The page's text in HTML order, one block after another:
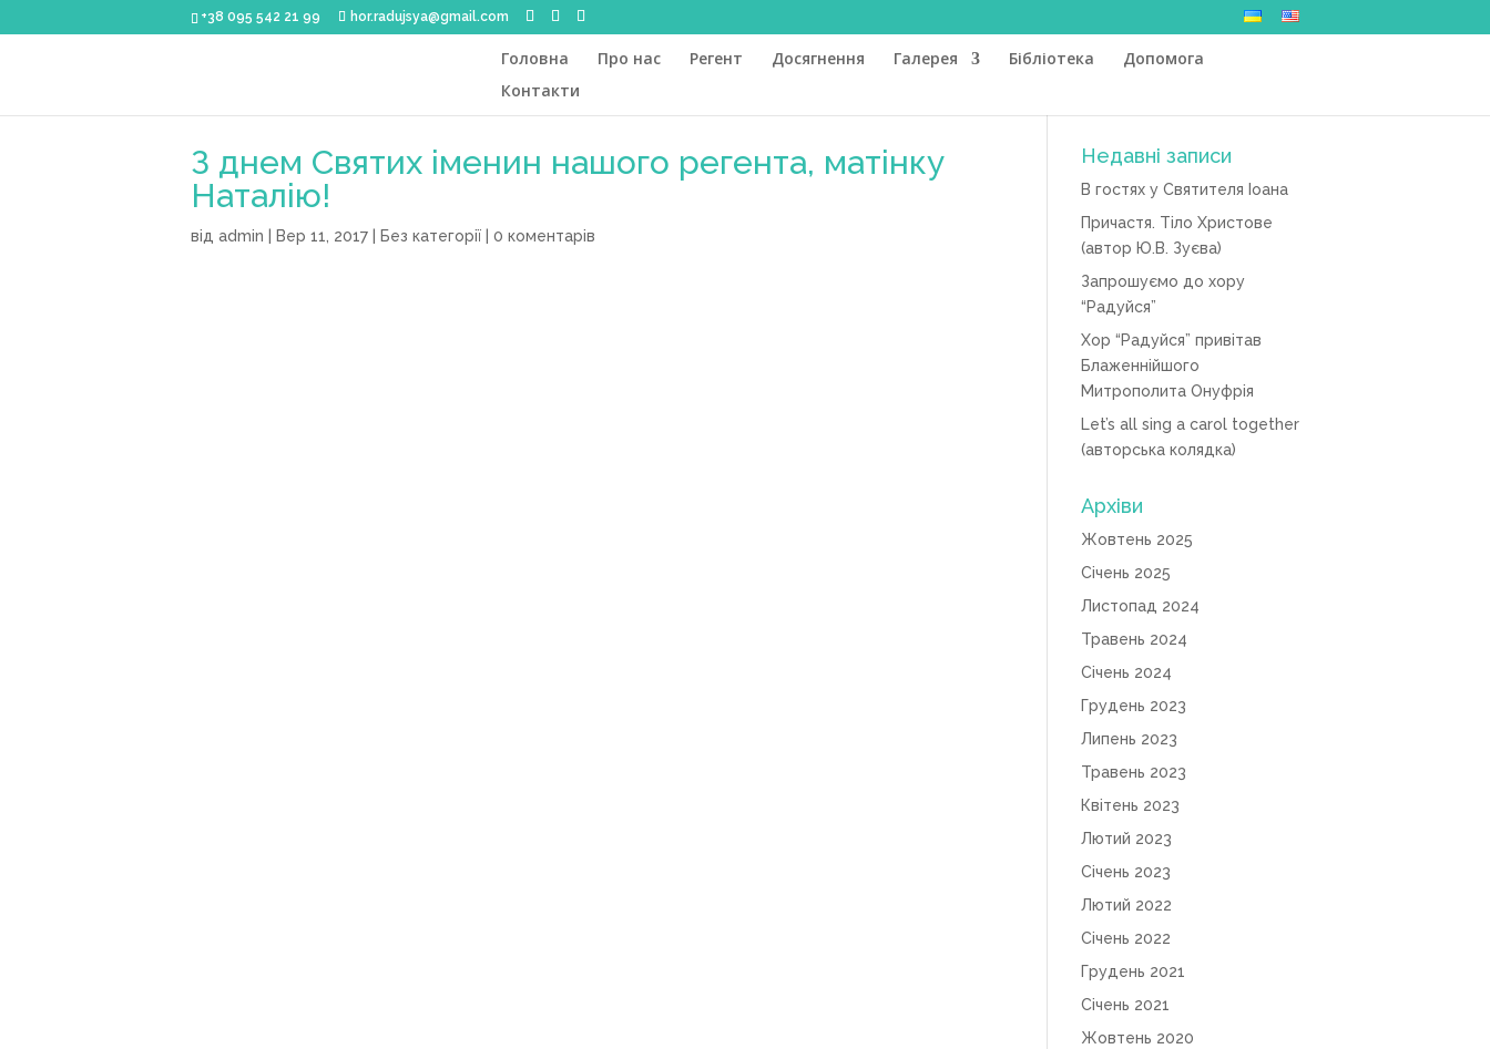
+38 095 542 21 99 hor.radujsya@gmail.com
Головна Про нас Регент Досягнення Галерея Бібліотека
Допомога
Контакти
З днем Святих іменин нашого регента, матінку
Наталію!
від admin Вер 11, 2017 Без категорії 0 коментарів
Недавні записи
В гостях у Святителя Іоана
Причастя. Тіло Христове
(автор Ю.В. Зуєва)
Запрошуємо до хору
“Радуйся”
Хор “Радуйся” привітав
Блаженнійшого
Митрополита Онуфрія
Let’s all sing a carol together
(авторська колядка)
Архіви
Жовтень 2025
Січень 2025
Листопад 2024
Травень 2024
Січень 2024
Грудень 2023
Липень 2023
Травень 2023
Квітень 2023
Лютий 2023
Січень 2023
Лютий 2022
Січень 2022
Грудень 2021
Січень 2021
Жовтень 2020